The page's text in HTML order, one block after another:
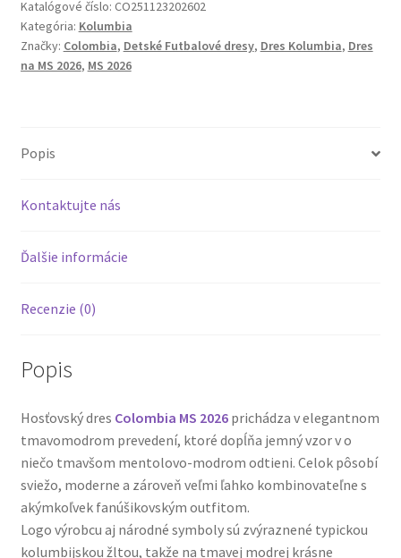
2026
Hosťovský
Dres
Súpravy
Katalógové číslo: CO251123202602
Kategória: Kolumbia
Značky: Colombia, Detské Futbalové dresy, Dres Kolumbia, Dres
na MS 2026, MS 2026
Popis
Kontaktujte nás
Ďalšie informácie
Recenzie (0)
Popis
Hosťovský dres Colombia MS 2026prichádza v elegantnom
tmavomodrom prevedení, ktoré dopĺňa jemný vzor v o
niečo tmavšom mentolovo-modrom odtieni. Celok pôsobí
sviežo, moderne a zároveň veľmi ľahko kombinovateľne s
akýmkoľvek fanúšikovským outfitom.
Logo výrobcu aj národné symboly sú zvýraznené typickou
kolumbijskou žltou, takže na tmavej modrej krásne